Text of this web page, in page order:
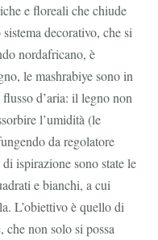
e floreali che chiude
decorativo, che si
nordafricano, è
le mashrabiye sono in
d’aria: il legno non
l’umidità (le
da regolatore
ispirazione sono state le
e bianchi, a cui
L’obiettivo è quello di
che non solo si possa